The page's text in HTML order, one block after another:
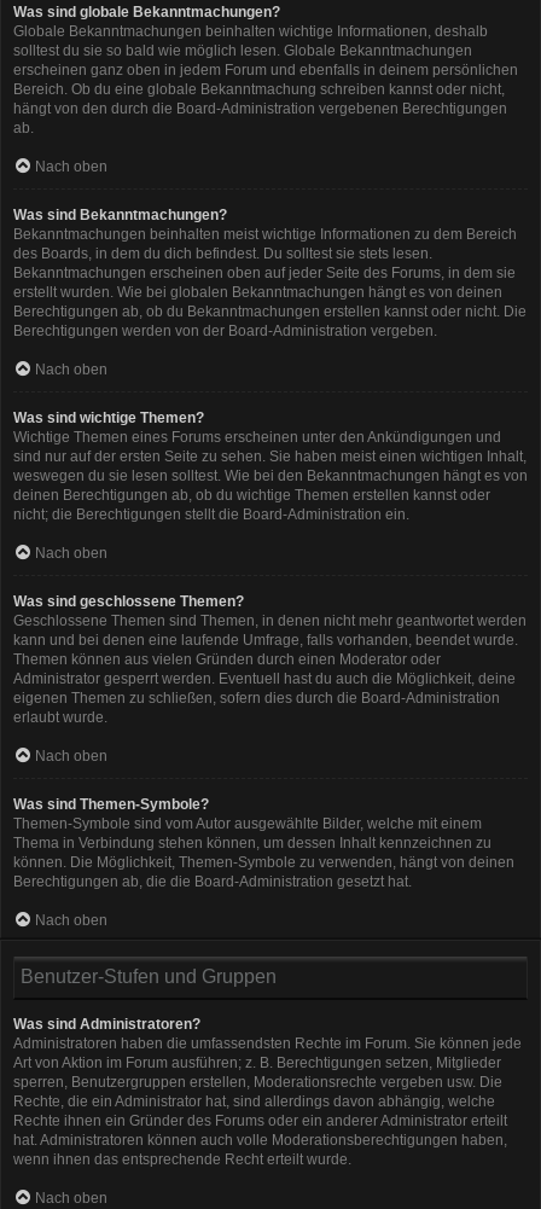
Was sind globale Bekanntmachungen?
Globale Bekanntmachungen beinhalten wichtige Informationen, deshalb
solltest du sie so bald wie möglich lesen. Globale Bekanntmachungen
erscheinen ganz oben in jedem Forum und ebenfalls in deinem persönlichen
Bereich. Ob du eine globale Bekanntmachung schreiben kannst oder nicht,
hängt von den durch die Board-Administration vergebenen Berechtigungen
ab.
Nach oben
Was sind Bekanntmachungen?
Bekanntmachungen beinhalten meist wichtige Informationen zu dem Bereich
des Boards, in dem du dich befindest. Du solltest sie stets lesen.
Bekanntmachungen erscheinen oben auf jeder Seite des Forums, in dem sie
erstellt wurden. Wie bei globalen Bekanntmachungen hängt es von deinen
Berechtigungen ab, ob du Bekanntmachungen erstellen kannst oder nicht. Die
Berechtigungen werden von der Board-Administration vergeben.
Nach oben
Was sind wichtige Themen?
Wichtige Themen eines Forums erscheinen unter den Ankündigungen und
sind nur auf der ersten Seite zu sehen. Sie haben meist einen wichtigen Inhalt,
weswegen du sie lesen solltest. Wie bei den Bekanntmachungen hängt es von
deinen Berechtigungen ab, ob du wichtige Themen erstellen kannst oder
nicht; die Berechtigungen stellt die Board-Administration ein.
Nach oben
Was sind geschlossene Themen?
Geschlossene Themen sind Themen, in denen nicht mehr geantwortet werden
kann und bei denen eine laufende Umfrage, falls vorhanden, beendet wurde.
Themen können aus vielen Gründen durch einen Moderator oder
Administrator gesperrt werden. Eventuell hast du auch die Möglichkeit, deine
eigenen Themen zu schließen, sofern dies durch die Board-Administration
erlaubt wurde.
Nach oben
Was sind Themen-Symbole?
Themen-Symbole sind vom Autor ausgewählte Bilder, welche mit einem
Thema in Verbindung stehen können, um dessen Inhalt kennzeichnen zu
können. Die Möglichkeit, Themen-Symbole zu verwenden, hängt von deinen
Berechtigungen ab, die die Board-Administration gesetzt hat.
Nach oben
Benutzer-Stufen und Gruppen
Was sind Administratoren?
Administratoren haben die umfassendsten Rechte im Forum. Sie können jede
Art von Aktion im Forum ausführen; z. B. Berechtigungen setzen, Mitglieder
sperren, Benutzergruppen erstellen, Moderationsrechte vergeben usw. Die
Rechte, die ein Administrator hat, sind allerdings davon abhängig, welche
Rechte ihnen ein Gründer des Forums oder ein anderer Administrator erteilt
hat. Administratoren können auch volle Moderationsberechtigungen haben,
wenn ihnen das entsprechende Recht erteilt wurde.
Nach oben